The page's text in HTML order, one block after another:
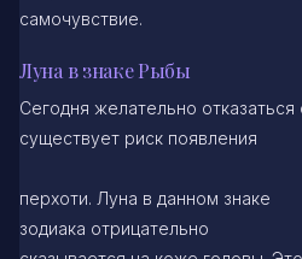
самочувствие.
Луна в знаке Рыбы
Сегодня желательно отказаться
существует риск появления
перхоти. Луна в данном знаке
зодиака отрицательно